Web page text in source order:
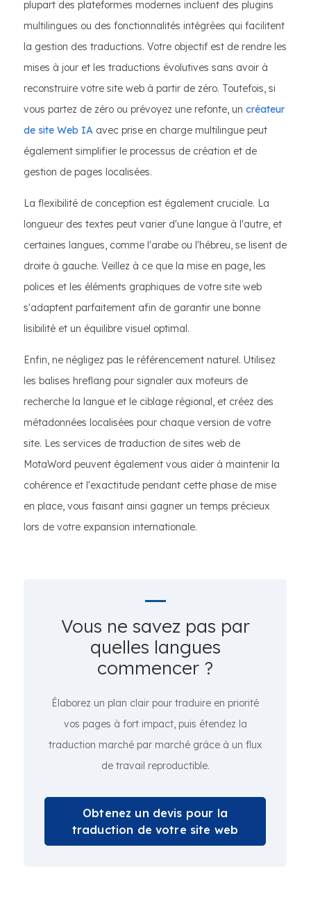
plupart des plateformes modernes incluent des plugins
multilingues ou des fonctionnalités intégrées qui facilitent
la gestion des traductions. Votre objectif est de rendre les
mises à jour et les traductions évolutives sans avoir à
reconstruire votre site web à partir de zéro. Toutefois, si
vous partez de zéro ou prévoyez une refonte, un créateur
de site Web IA avec prise en charge multilingue peut
également simplifier le processus de création et de
gestion de pages localisées.
La flexibilité de conception est également cruciale. La
longueur des textes peut varier d'une langue à l'autre, et
certaines langues, comme l'arabe ou l'hébreu, se lisent de
droite à gauche. Veillez à ce que la mise en page, les
polices et les éléments graphiques de votre site web
s'adaptent parfaitement afin de garantir une bonne
lisibilité et un équilibre visuel optimal.
Enfin, ne négligez pas le référencement naturel. Utilisez
les balises hreflang pour signaler aux moteurs de
recherche la langue et le ciblage régional, et créez des
métadonnées localisées pour chaque version de votre
site. Les services de traduction de sites web de
MotaWord peuvent également vous aider à maintenir la
cohérence et l'exactitude pendant cette phase de mise
en place, vous faisant ainsi gagner un temps précieux
lors de votre expansion internationale.
Vous ne savez pas par
quelles langues
commencer ?
Élaborez un plan clair pour traduire en priorité
vos pages à fort impact, puis étendez la
traduction marché par marché grâce à un flux
de travail reproductible.
Obtenez un devis pour la
traduction de votre site web